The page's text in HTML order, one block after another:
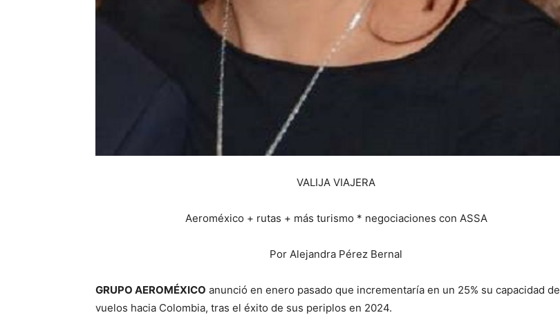
VALIJA VIAJERA
Aeroméxico + rutas + más turismo * negociaciones con ASSA
Por Alejandra Pérez Bernal
GRUPO AEROMÉXICO anunció en enero pasado que incrementaría en un 25% su capacidad de
vuelos hacia Colombia, tras el éxito de sus periplos en 2024.